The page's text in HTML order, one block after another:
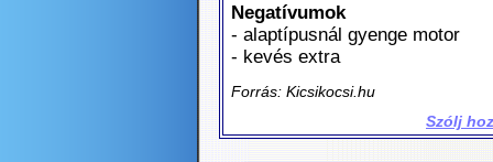
Negatívumok
- alaptípusnál gyenge motor
- kevés extra
Forrás: Kicsikocsi.hu
Szólj